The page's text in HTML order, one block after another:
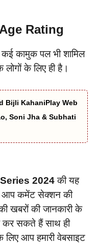
Rating
कामुक पल भी शामिल
के लिए ही है।
Bijli KahaniPlay Web
Soni Jha & Subhati
2024की यह
आप कमेंट सेक्शन की
खबरों की जानकारी के
कर सकते हैं साथ ही
लिए आप हमारी वेबसाइट